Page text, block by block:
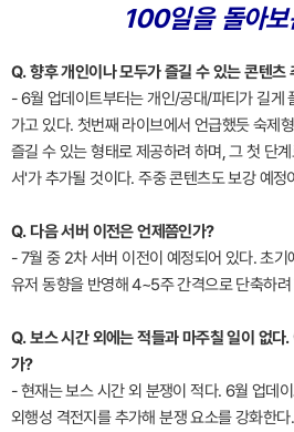
100일을 돌아
Q. 향후 개인이나 모두가 즐길 수 있는 콘텐츠
- 6월 업데이트부터는 개인/공대/파티가 길게
가고 있다. 첫번째 라이브에서 언급했듯 숙제
즐길 수 있는 형태로 제공하려 하며, 그 첫 단
서'가 추가될 것이다. 주중 콘텐츠도 보강 예정
Q. 다음 서버 이전은 언제쯤인가?
- 7월 중 2차 서버 이전이 예정되어 있다. 초
유저 동향을 반영해 4~5주 간격으로 단축하려
Q. 보스 시간 외에는 적들과 마주칠 일이 없다
가?
- 현재는 보스 시간 외 분쟁이 적다. 6월 업데
외행성 격전지를 추가해 분쟁 요소를 강화한